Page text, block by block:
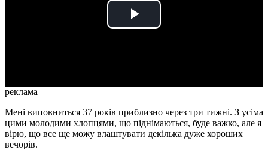
Play
реклама
Мені виповниться 37 років приблизно через три тижні. З усіма
цими молодими хлопцями, що піднімаються, буде важко, але я
вірю, що все ще можу влаштувати декілька дуже хороших
вечорів.